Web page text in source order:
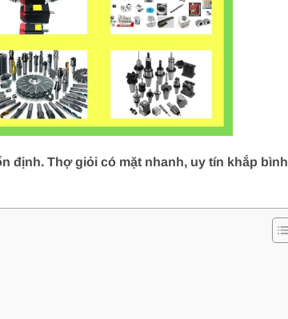
định. Thợ giỏi có mặt nhanh, uy tín khắp bình